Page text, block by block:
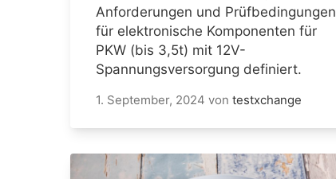
Anforderungen und Prüfbedingungen
für elektronische Komponenten für
PKW (bis 3,5t) mit 12V-
Spannungsversorgung definiert.
1. September, 2024 von testxchange